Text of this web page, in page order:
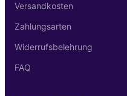
Versandkosten
Zahlungsarten
Widerrufsbelehrung
FAQ